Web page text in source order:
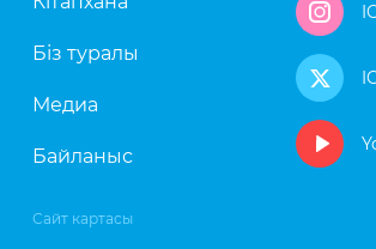
Біз туралы
Медиа
Байланыс
Сайт картасы